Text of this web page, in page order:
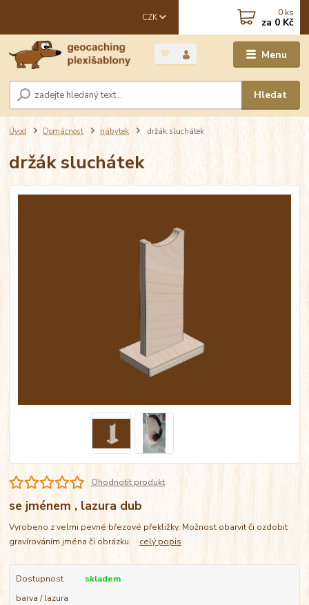
Menu
CZK
Hledat
0 ks
za 0 Kč
Úvod Domácnost nábytek držák sluchátek
držák sluchátek
Ohodnotit produkt
se jménem , lazura dub
Vyrobeno z velmi pevné březové překližky. Možnost obarvit či ozdobit
gravírováním jména či obrázku. celý popis
Dostupnost
skladem
barva / lazura